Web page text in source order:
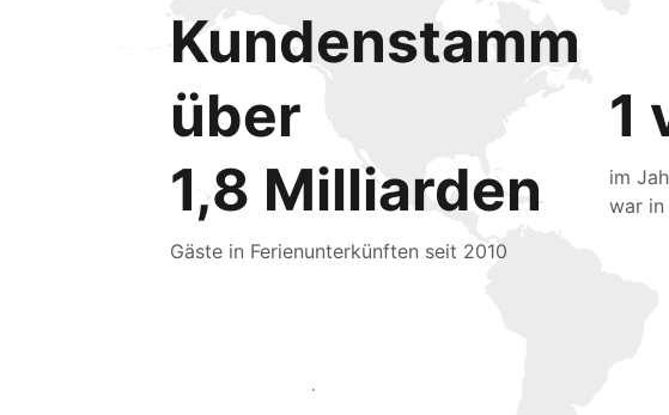
Kundenstamm
über
1,8 Milliarden
Gäste in Ferienunterkünften seit 2010
1
im
war in
Noch heute neue Gäste erreichen